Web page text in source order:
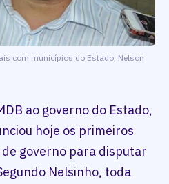
com municípios do Estado, Nelson
ao governo do Estado,
hoje os primeiros
governo para disputar
Nelsinho, toda